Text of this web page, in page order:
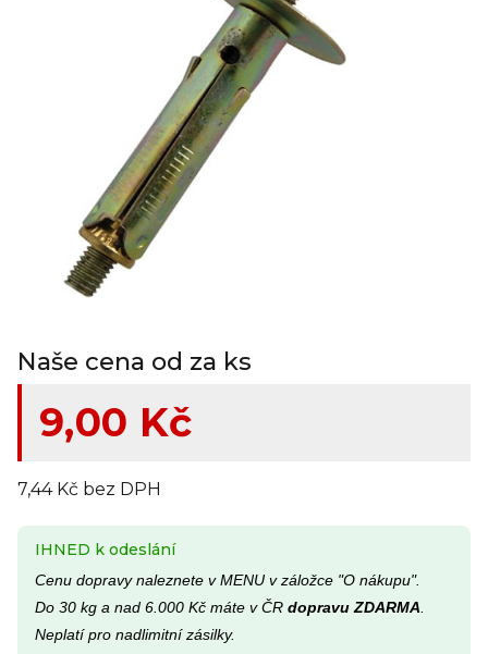
Naše cena od za ks
9,00 Kč
7,44 Kč bez DPH
IHNED k odeslání
Cenu dopravy naleznete v MENU v záložce "O nákupu".
Do 30 kg a nad 6.000 Kč máte v ČR dopravu ZDARMA
Neplatí pro nadlimitní zásilky.